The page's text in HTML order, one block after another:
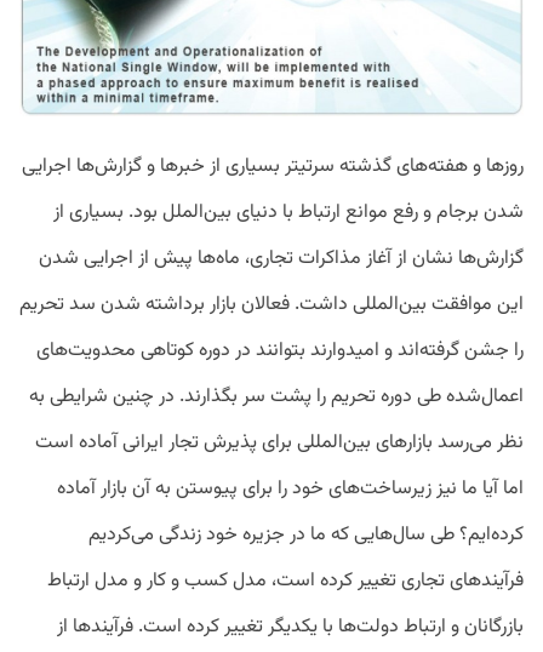
روزها و هفته‌های گذشته سرتیتر بسیاری از خبرها و گزارش‌ها اجرایی
شدن برجام و رفع موانع ارتباط با دنیای بین‌الملل بود. بسیاری از
گزارش‌ها نشان‌ از آغاز مذاکرات تجاری، ماه‌ها پیش از اجرایی شدن
این موافقت بین‌المللی داشت. فعالان بازار برداشته شدن سد تحریم
را جشن گرفته‌اند و امیدوارند بتوانند در دوره کوتاهی محدویت‌های
اعمال‌شده طی دوره تحریم را پشت سر بگذارند. در چنین شرایطی به
نظر می‌رسد بازارهای بین‌المللی برای پذیرش تجار ایرانی آماده است
اما آیا ما نیز زیرساخت‌های خود را برای پیوستن به آن بازار آماده
کرده‌ایم؟ طی سال‌هایی که ما در جزیره خود زندگی می‌کردیم
فرآیندهای تجاری تغییر کرده ‌است، مدل کسب و کار و مدل ارتباط
بازرگانان و ارتباط دولت‌ها با یکدیگر تغییر کرده است. فرآیندها از